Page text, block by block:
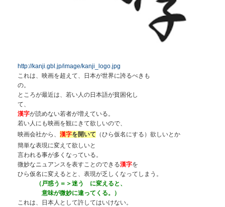
http://kanji.gbl.jp/image/kanji_logo.jpg
これは、映画を超えて、日本が世界に誇るべきも
の。
ところが最近は、若い人の日本語が貧困化し
て、
漢字が読めない若者が増えている。
若い人にも映画を観にきて欲しいので、
映画会社から、 漢字を開いて （ひら仮名にする） 欲しいとか
簡単な表現に変えて欲しいと
言われる事が多くなっている。
微妙なニュアンスを表すことのできる漢字を
ひら仮名に変えるとと、表現が乏しくなってしまう。
（戸惑う＝＞迷う に変えると、
意味が微妙に違ってくる。）
これは、日本人として許してはいけない。